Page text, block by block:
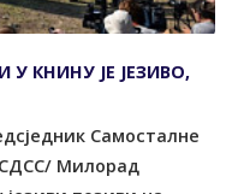
КНИНУ ЈЕ ЈЕЗИВО,
Самосталне
СДСС/ Милорад